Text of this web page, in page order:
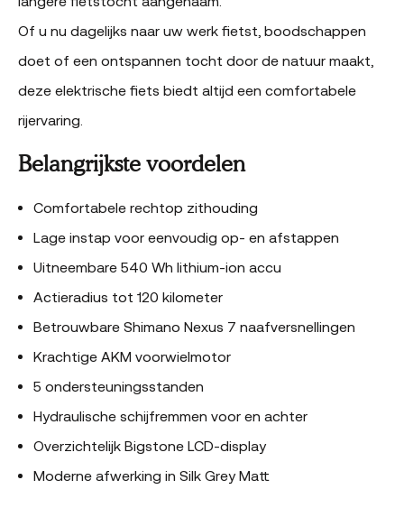
Of u nu dagelijks naar uw werk fietst, boodschappen
doet of een ontspannen tocht door de natuur maakt,
deze elektrische fiets biedt altijd een comfortabele
rijervaring.
Belangrijkste voordelen
Comfortabele rechtop zithouding
Lage instap voor eenvoudig op- en afstappen
Uitneembare 540 Wh lithium-ion accu
Actieradius tot 120 kilometer
Betrouwbare Shimano Nexus 7 naafversnellingen
Krachtige AKM voorwielmotor
5 ondersteuningsstanden
Hydraulische schijfremmen voor en achter
Overzichtelijk Bigstone LCD-display
Moderne afwerking in Silk Grey Matt